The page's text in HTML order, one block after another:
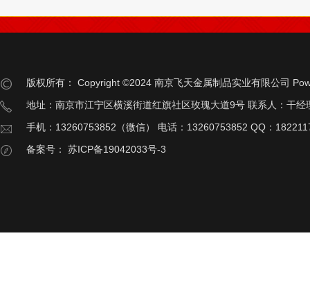
版权所有： Copyright ©2024 南京飞天金属制品实业有限公司
地址：南京市江宁区横溪街道红旗社区玫瑰大道9号 联系人：干经
手机：13260753852（微信） 电话：13260753852 QQ：
备案号：
苏ICP备19042033号-3